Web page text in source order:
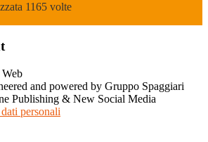
1165 volte
and powered by Gruppo Spaggiari
Publishing & New Social Media
personali